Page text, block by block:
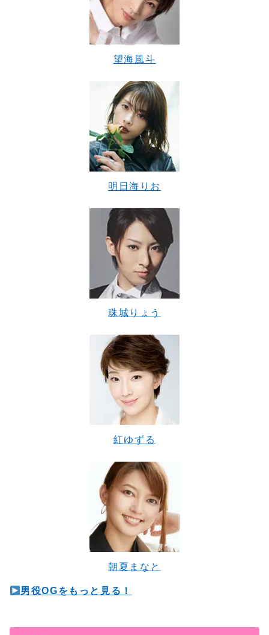
望海風斗
明日海りお
珠城りょう
紅ゆずる
朝夏まなと
男役OGをもっと見る！